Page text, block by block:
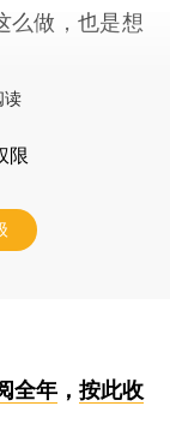
么做，也是想
读
限
全年， 按此收